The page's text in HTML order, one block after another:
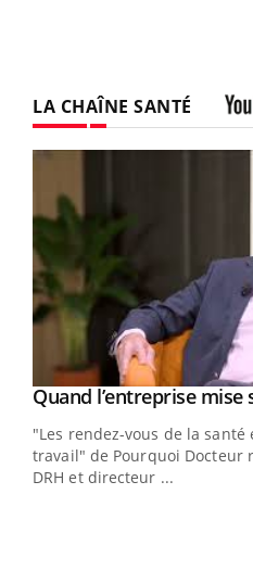
LA CHAÎNE SANTÉ
Youtube
Quand l’entreprise
"Les rendez-vous de la
travail" de Pourquoi Docteur
DRH et directeur ...